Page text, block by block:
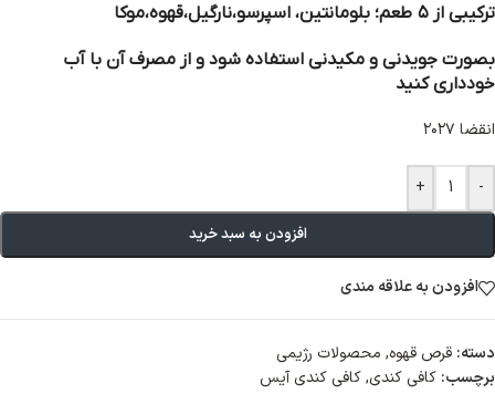
ترکیبی از ۵ طعم؛ بلومانتین، اسپرسو،نارگیل،قهوه،موکا
بصورت جویدنی و مکیدنی استفاده شود و از مصرف آن با آب
خودداری کنید
انقضا ۲۰۲۷
-
+
افزودن به سبد خرید
افزودن به علاقه مندی
دسته: قرص قهوه, محصولات رژیمی
برچسب: کافی کندی,کافی کندی آیس